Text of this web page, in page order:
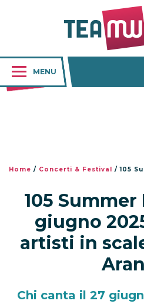
MENU
Home / Concerti & Festival /105 Summer
105 Summer
giugno
artisti in
Chi canta il 27